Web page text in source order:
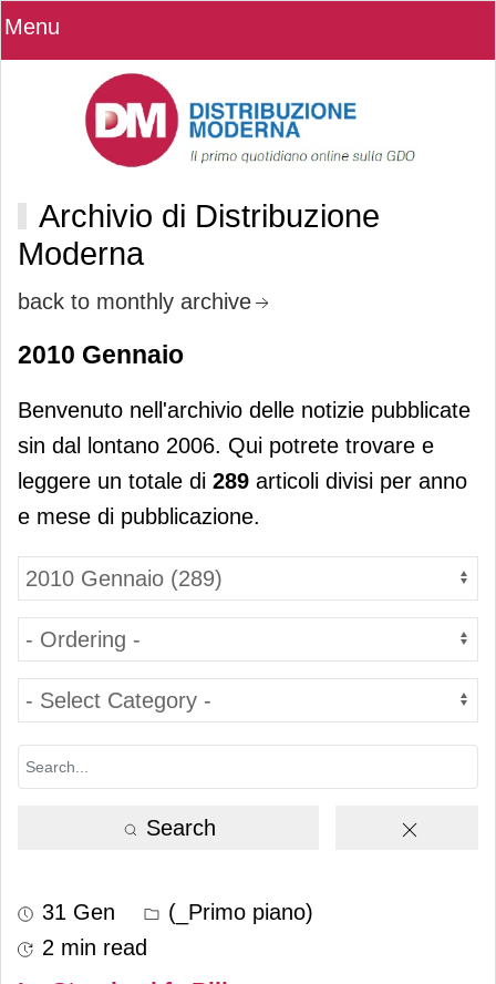
Menu
Archivio di Distribuzione
Moderna
back to monthly archive
2010 Gennaio
Benvenuto nell'archivio delle notizie pubblicate
sin dal lontano 2006. Qui potrete trovare e
leggere un totale di 289 articoli divisi per anno
e mese di pubblicazione.
Search
31 Gen
(_Primo piano)
2 min read